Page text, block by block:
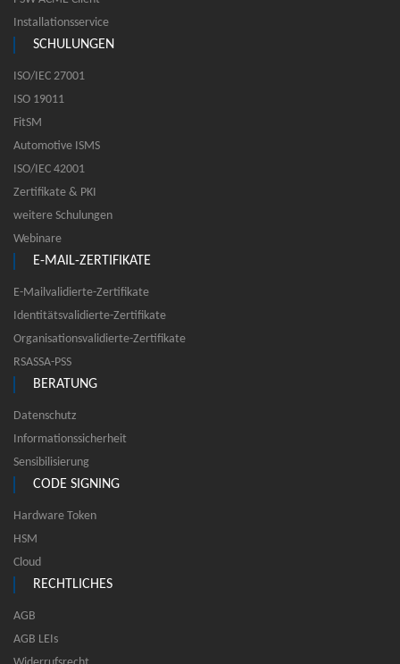
Installationsservice
SCHULUNGEN
ISO/IEC 27001
ISO 19011
FitSM
Automotive ISMS
ISO/IEC 42001
Zertifikate & PKI
weitere Schulungen
Webinare
E-MAIL-ZERTIFIKATE
E-Mailvalidierte-Zertifikate
Identitätsvalidierte-Zertifikate
Organisationsvalidierte-Zertifikate
RSASSA-PSS
BERATUNG
Datenschutz
Informationssicherheit
Sensibilisierung
CODE SIGNING
Hardware Token
HSM
Cloud
RECHTLICHES
AGB
AGB LEIs